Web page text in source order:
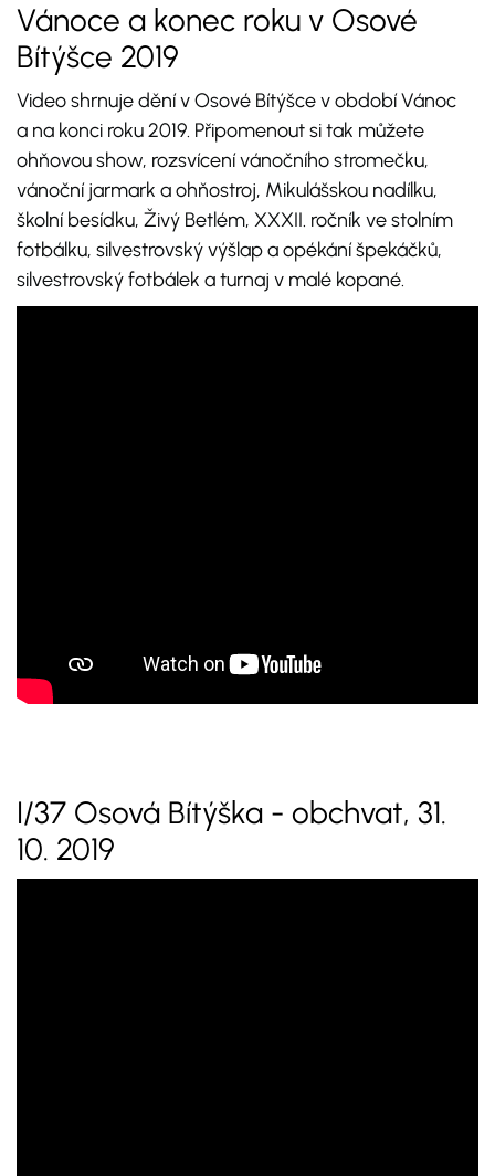
Vánoce a konec roku v Osové
Bítýšce 2019
Video shrnuje dění v Osové Bítýšce v období Vánoc
a na konci roku 2019. Připomenout si tak můžete
ohňovou show, rozsvícení vánočního stromečku,
vánoční jarmark a ohňostroj, Mikulášskou nadílku,
školní besídku, Živý Betlém, XXXII. ročník ve stolním
fotbálku, silvestrovský výšlap a opékání špekáčků,
silvestrovský fotbálek a turnaj v malé kopané.
I/37 Osová Bítýška - obchvat, 31.
10. 2019